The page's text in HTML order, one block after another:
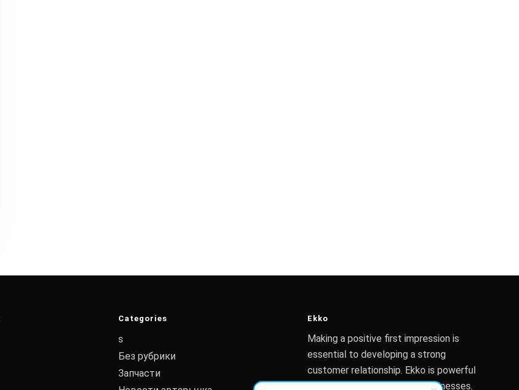
Categories
s
Без рубрики
Запчасти
Ekko
Making a positive first impression is
essential to developing a strong
customer relationship. Ekko is powerful
enough to assist any small businesses.